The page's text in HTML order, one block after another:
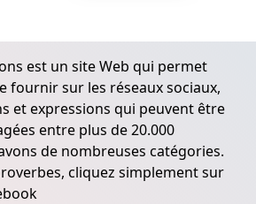
est un site Web qui permet
fournir sur les réseaux sociaux,
et expressions qui peuvent être
entre plus de 20.000
de nombreuses catégories.
cliquez simplement sur